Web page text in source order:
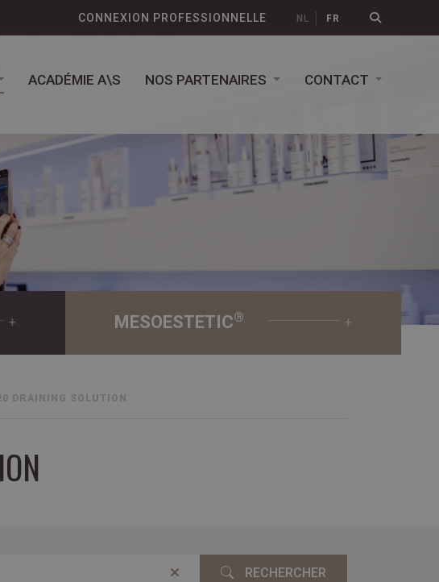
CONNEXION PROFESSIONNELLE NL FR
ACADÉMIE A\S NOS PARTENAIRES CONTACT
+ MESOESTETIC® +
DRAINING SOLUTION
RECHERCHER